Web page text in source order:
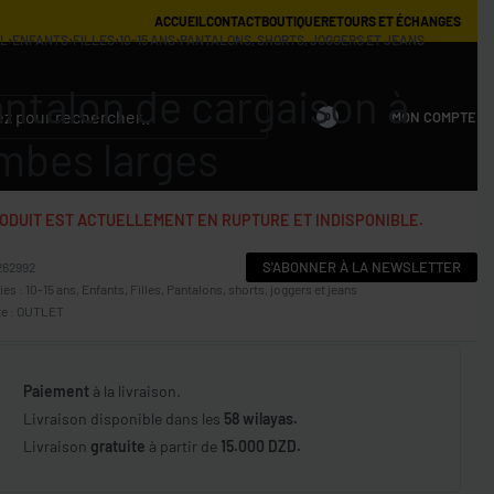
ACCUEILCONTACTBOUTIQUERETOURS ET ÉCHANGES
0 MON COMPTE
S'ABONNER À LA NEWSLETTER
›ENFANTS›FILLES›10-15 ANS›PANTALONS, SHORTS, JOGGERS ET JEANS
de cargaison à
EST ACTUELLEMENT EN RUPTURE ET INDISPONIBLE.
:
10-15 ans Enfants Filles Pantalons, shorts, joggers et jeans
: OUTLET
Paiement à la livraison.
Livraison disponible dans les 58 wilayas.
Livraison gratuite à partir de 15.000 DZD.